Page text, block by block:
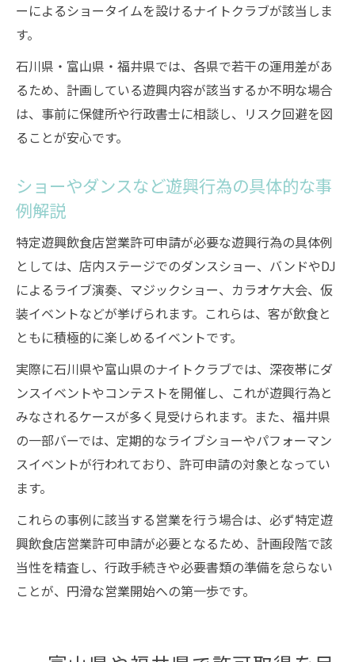
ーによるショータイムを設けるナイトクラブが該当しま
す。
石川県・富山県・福井県では、各県で若干の運用差があ
るため、計画している遊興内容が該当するか不明な場合
は、事前に保健所や行政書士に相談し、リスク回避を図
ることが安心です。
ショーやダンスなど遊興行為の具体的な事
例解説
特定遊興飲食店営業許可申請が必要な遊興行為の具体例
としては、店内ステージでのダンスショー、バンドやDJ
によるライブ演奏、マジックショー、カラオケ大会、仮
装イベントなどが挙げられます。これらは、客が飲食と
ともに積極的に楽しめるイベントです。
実際に石川県や富山県のナイトクラブでは、深夜帯にダ
ンスイベントやコンテストを開催し、これが遊興行為と
みなされるケースが多く見受けられます。また、福井県
の一部バーでは、定期的なライブショーやパフォーマン
スイベントが行われており、許可申請の対象となってい
ます。
これらの事例に該当する営業を行う場合は、必ず特定遊
興飲食店営業許可申請が必要となるため、計画段階で該
当性を精査し、行政手続きや必要書類の準備を怠らない
ことが、円滑な営業開始への第一歩です。